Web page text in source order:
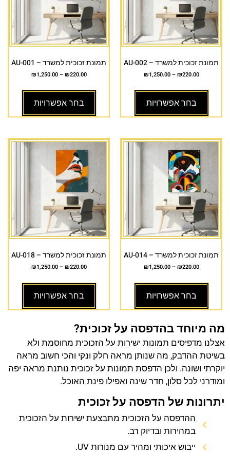
תמונת זכוכית למשרד – AU-002
₪220.00
–
₪1,250.00
בחר אפשרויות
תמונת זכוכית למשרד – AU-001
₪220.00
–
₪1,250.00
בחר אפשרויות
תמונת זכוכית למשרד – AU-014
₪220.00
–
₪1,250.00
בחר אפשרויות
תמונת זכוכית למשרד – AU-018
₪220.00
–
₪1,250.00
בחר אפשרויות
מה מיוחד בהדפסה על זכוכית?
אצלנו מדפיסים תמונות ישירות על הזכוכית מחוסמת ולא
בשיטת ההדבק, מה שנותן מראה חלק ונקי והכי חשוב מראה
יוקרתי ושונה. ולכן הדפסת תמונות על זכוכית נותנת מראה יפה
ומודרני לכל סלון, חדר שינה ואפילו פינת האוכל.
יתרונות של הדפסה על זכוכית
ההדפסה על הזכוכית מתבצעת ישירות על הזכוכית
במהירות ובדיוק רב.
ייבוש איכותי ומהיר עם מנורות UV.